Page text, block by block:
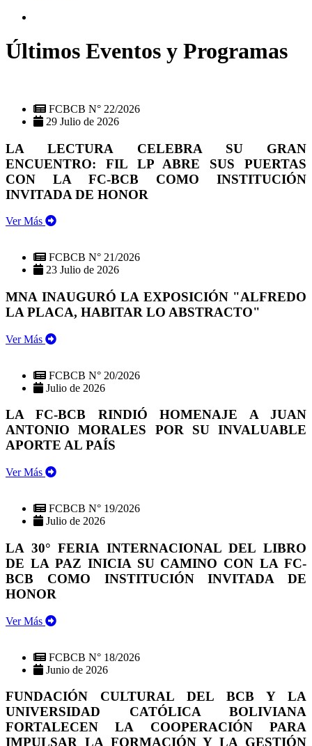
Últimos Eventos y Programas
FCBCB N° 22/2026
29 Julio de 2026
LA LECTURA CELEBRA SU GRAN
ENCUENTRO: FIL LP ABRE SUS PUERTAS
CON LA FC-BCB COMO INSTITUCIÓN
INVITADA DE HONOR
Ver Más
FCBCB N° 21/2026
23 Julio de 2026
MNA INAUGURÓ LA EXPOSICIÓN "ALFREDO
LA PLACA, HABITAR LO ABSTRACTO"
Ver Más
FCBCB N° 20/2026
Julio de 2026
LA FC-BCB RINDIÓ HOMENAJE A JUAN
ANTONIO MORALES POR SU INVALUABLE
APORTE AL PAÍS
Ver Más
FCBCB N° 19/2026
Julio de 2026
LA 30° FERIA INTERNACIONAL DEL LIBRO
DE LA PAZ INICIA SU CAMINO CON LA FC-
BCB COMO INSTITUCIÓN INVITADA DE
HONOR
Ver Más
FCBCB N° 18/2026
Junio de 2026
FUNDACIÓN CULTURAL DEL BCB Y LA
UNIVERSIDAD CATÓLICA BOLIVIANA
FORTALECEN LA COOPERACIÓN PARA
IMPULSAR LA FORMACIÓN Y LA GESTIÓN